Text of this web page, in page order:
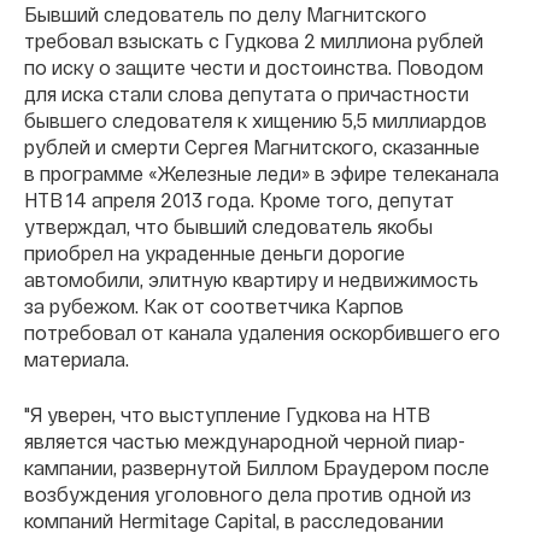
Бывший следователь по делу Магнитского
требовал взыскать с Гудкова 2 миллиона рублей
по иску о защите чести и достоинства. Поводом
для иска стали слова депутата о причастности
бывшего следователя к хищению 5,5 миллиардов
рублей и смерти Сергея Магнитского, сказанные
в программе «Железные леди» в эфире телеканала
НТВ 14 апреля 2013 года. Кроме того, депутат
утверждал, что бывший следователь якобы
приобрел на украденные деньги дорогие
автомобили, элитную квартиру и недвижимость
за рубежом. Как от соответчика Карпов
потребовал от канала удаления оскорбившего его
материала.
"Я уверен, что выступление Гудкова на НТВ
является частью международной черной пиар-
кампании, развернутой Биллом Браудером после
возбуждения уголовного дела против одной из
компаний Hermitage Capital, в расследовании